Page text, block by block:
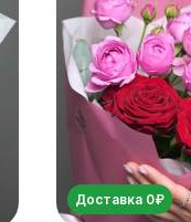
Доставка 0₽